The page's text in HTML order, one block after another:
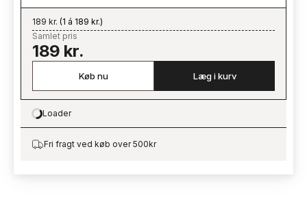
189 kr. (1 á 189 kr.)
Samlet pris
189 kr.
Køb nu Læg i kurv
Loading…
Loader
Fri fragt ved køb over 500kr